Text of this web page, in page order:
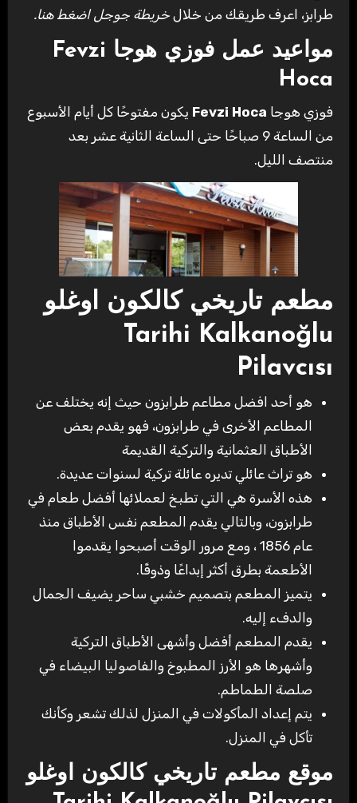
طرابز، اعرف طريقك من خلالخريطة جوجل اضغط هنا.
مواعيد عمل فوزي هوجا Fevzi
Hoca
فوزي هوجا Fevzi Hoca يكون مفتوحًا كل أيام الأسبوع
من الساعة 9 صباحًا حتى الساعة الثانية عشر بعد
منتصف الليل.
مطعم تاريخي كالكون اوغلو
Tarihi Kalkanoğlu
Pilavcısı
هو أحد افضل مطاعم طرابزون حيث إنه يختلف عن
المطاعم الأخرى في طرابزون، فهو يقدم بعض
الأطباق العثمانية والتركية القديمة
هو تراث عائلي تديره عائلة تركية لسنوات عديدة.
هذه الأسرة هي التي تطبخ لعملائها أفضل طعام في
طرابزون، وبالتالي يقدم المطعم نفس الأطباق منذ
عام 1856 ، ومع مرور الوقت أصبحوا يقدموا
الأطعمة بطرق أكثر إبداعًا وذوقًا.
يتميز المطعم بتصميم خشبي ساحر يضيف الجمال
والدفء إليه.
يقدم المطعم أفضل وأشهى الأطباق التركية
وأشهرها هو الأرز المطبوخ والفاصوليا البيضاء في
صلصة الطماطم.
يتم إعداد المأكولات في المنزل لذلك تشعر وكأنك
تأكل في المنزل.
موقع مطعم تاريخي كالكون اوغلو